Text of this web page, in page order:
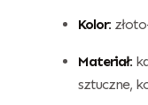
Kolor:
Materiał:
sztuczne,